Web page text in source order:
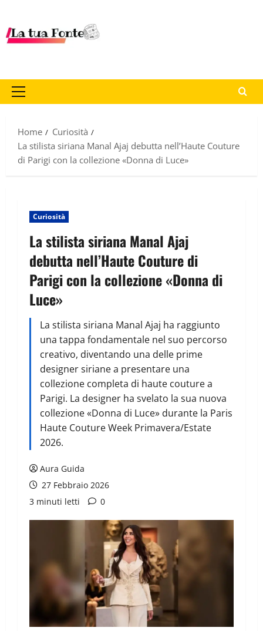
Home
Curiosità
La stilista siriana Manal Ajaj debutta nell’Haute Couture
di Parigi con la collezione «Donna di Luce»
Curiosità
La stilista siriana Manal Ajaj
debutta nell’Haute Couture di
Parigi con la collezione «Donna di
Luce»
La stilista siriana Manal Ajaj ha raggiunto
una tappa fondamentale nel suo percorso
creativo, diventando una delle prime
designer siriane a presentare una
collezione completa di haute couture a
Parigi. La designer ha svelato la sua nuova
collezione «Donna di Luce» durante la Paris
Haute Couture Week Primavera/Estate
2026.
Aura Guida
27 Febbraio 2026
3 minuti letti
0